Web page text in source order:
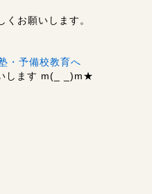
くお願いします。
します m(_ _)m★